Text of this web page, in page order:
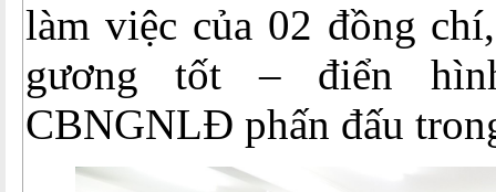
làm việc của 02 đồng
gương tốt – điển
CBNGNLĐ phấn đấu